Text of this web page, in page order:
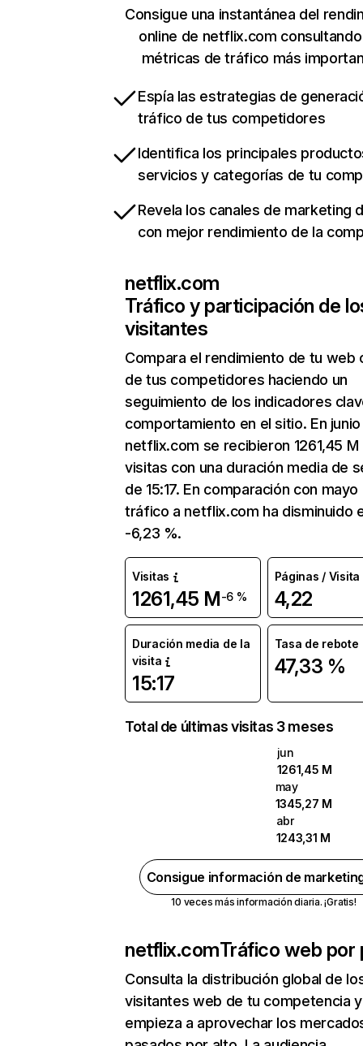
Consigue una instantánea del
online de netflix.com
métricas de tráfico más
Espía las estrategias de
tráfico de tus competidores
Identifica los principales
servicios y categorías de tu
Revela los canales de marketing
con mejor rendimiento de la
netflix.com
Tráfico y participación de
visitantes
Compara el rendimiento de tu web
de tus competidores haciendo un
seguimiento de los indicadores
comportamiento en el sitio. En junio
netflix.com se recibieron 1261,45 M
visitas con una duración media de
de 15:17. En comparación con mayo
tráfico a netflix.com ha disminuido
-6,23 %.
Visitas
1261,45 M-6 %
Páginas / Visita
4,22
Duración media de la
visita
15:17
Tasa de rebote
47,33 %
Total de últimas visitas 3 meses
jun
1261,45 M
may
1345,27 M
abr
1243,31 M
Consigue información de
10 veces más información diaria. ¡Gratis!
netflix.comTráfico web por
Consulta la distribución global de
visitantes web de tu competencia y
empieza a aprovechar los